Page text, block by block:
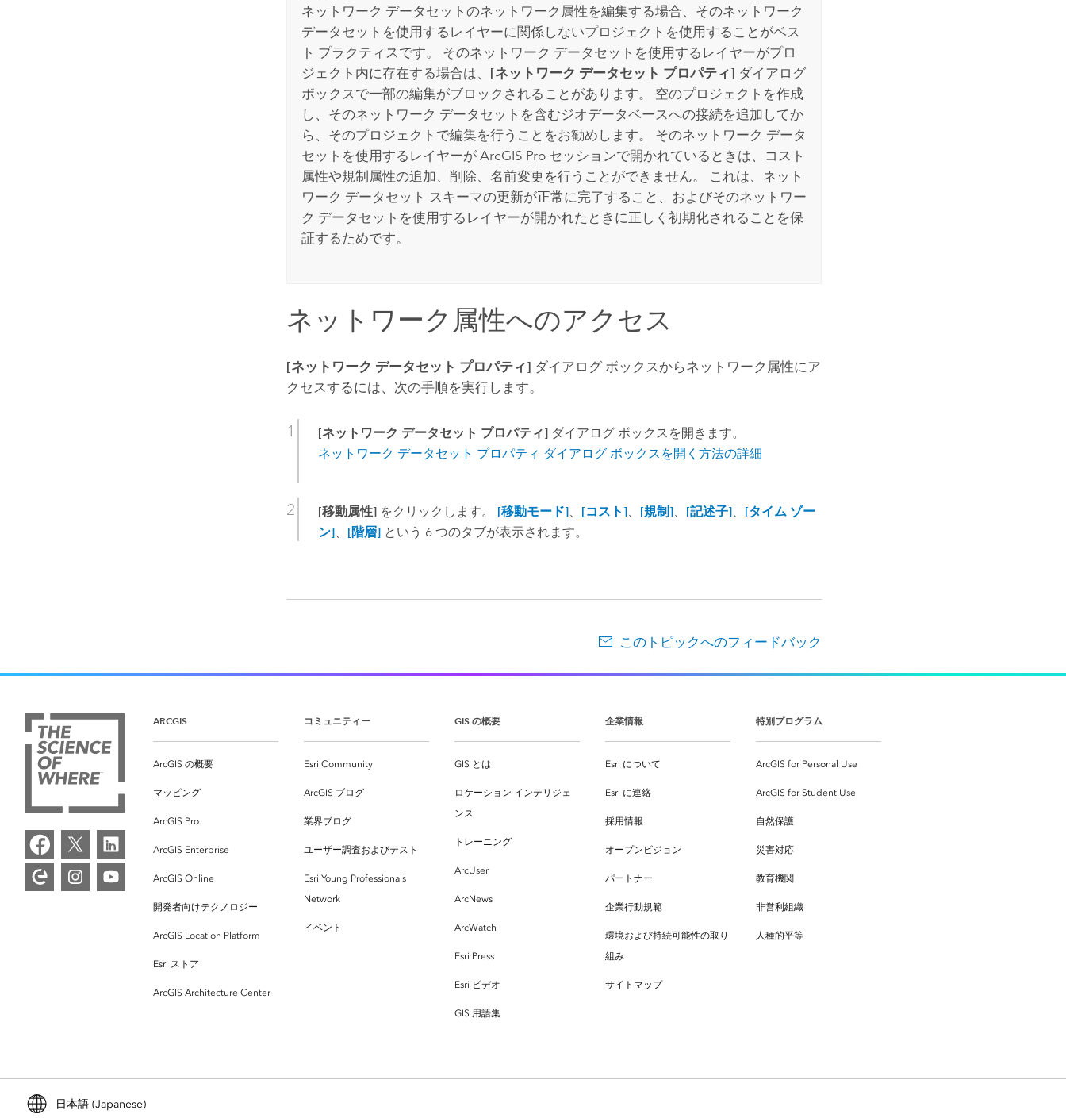
ネットワーク データセットのネットワーク属性を編集する場合、そのネットワーク
データセットを使用するレイヤーに関係しないプロジェクトを使用することがベス
ト プラクティスです。 そのネットワーク データセットを使用するレイヤーがプロ
ジェクト内に存在する場合は、 [ネットワーク データセット プロパティ] ダイアログ
ボックスで一部の編集がブロックされることがあります。 空のプロジェクトを作成
し、そのネットワーク データセットを含むジオデータベースへの接続を追加してか
ら、そのプロジェクトで編集を行うことをお勧めします。 そのネットワーク データ
セットを使用するレイヤーが ArcGIS Proセッションで開かれているときは、コスト
属性や規制属性の追加、削除、名前変更を行うことができません。 これは、ネット
ワーク データセット スキーマの更新が正常に完了すること、およびそのネットワー
ク データセットを使用するレイヤーが開かれたときに正しく初期化されることを保
証するためです。
ネットワーク属性へのアクセス
[ネットワーク データセット プロパティ] ダイアログ ボックスからネットワーク属性にア
クセスするには、次の手順を実行します。
[ネットワーク データセット プロパティ] ダイアログ ボックスを開きます。
ネットワーク データセット プロパティ ダイアログ ボックスを開く方法の詳細
[移動属性] をクリックします。 [移動モード] [コスト] [規制] [記述子]
[タイム ゾー
ン]
[階層] という 6 つのタブが表示されます。
このトピックへのフィードバック
ARCGIS
ArcGIS の概要
マッピング
ArcGIS Pro
ArcGIS Enterprise
ArcGIS Online
開発者向けテクノロジー
ArcGIS Location Platform
Esri ストア
ArcGIS Architecture Center
コミュニティー
Esri Community
ArcGIS ブログ
業界ブログ
ユーザー調査およびテスト
Esri Young Professionals
Network
イベント
GIS の概要
GIS とは
ロケーション インテリジェ
ンス
トレーニング
ArcUser
ArcNews
ArcWatch
Esri Press
Esri ビデオ
GIS 用語集
企業情報
Esri について
Esri に連絡
採用情報
オープンビジョン
パートナー
企業行動規範
環境および持続可能性の取り
組み
サイトマップ
特別プログラム
ArcGIS for Personal Use
ArcGIS for Student Use
自然保護
災害対応
教育機関
非営利組織
人種的平等
日本語 (Japanese)